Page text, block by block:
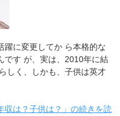
躍に変更してか ら本格的な
です が、実は、2010年に結
しく、しかも、子供は英才
収は？子供は？」の続きを読